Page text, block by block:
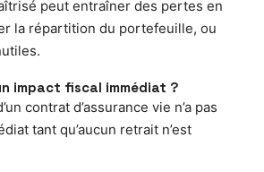
peut entraîner des pertes en
la répartition du portefeuille, ou
impact fiscal immédiat ?
contrat d’assurance vie n’a pas
tant qu’aucun retrait n’est